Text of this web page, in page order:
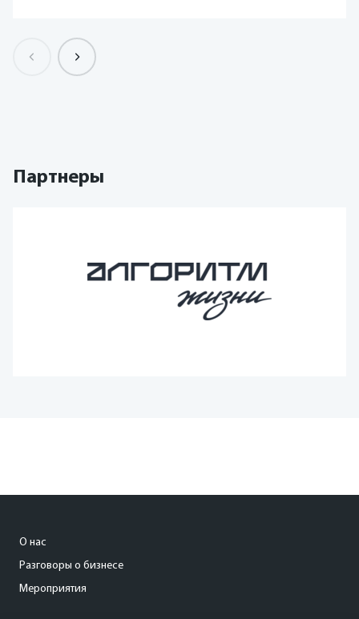
Партнеры
О нас
Разговоры о бизнесе
Мероприятия